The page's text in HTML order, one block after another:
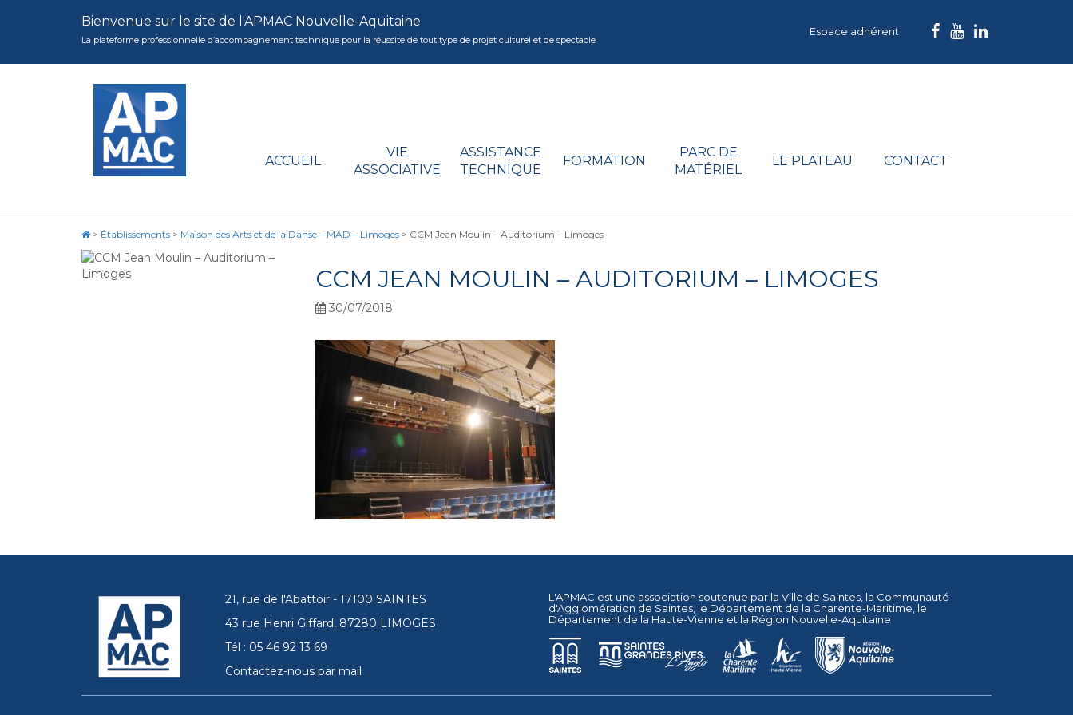
Bienvenue sur le site de l'APMAC Nouvelle-Aquitaine
La plateforme professionnelle d’accompagnement technique pour la réussite de tout type de projet culturel et de spectacle
Espace adhérent
ACCUEIL
VIE
ASSOCIATIVE
ASSISTANCE
TECHNIQUE
FORMATION
PARC DE
MATÉRIEL
LE PLATEAU CONTACT
> Établissements > Maison des Arts et de la Danse – MAD – Limoges > CCM Jean Moulin – Auditorium – Limoges
CCM JEAN MOULIN – AUDITORIUM – LIMOGES
30/07/2018
21, rue de l'Abattoir - 17100 SAINTES
43 rue Henri Giffard, 87280 LIMOGES
Tél : 05 46 92 13 69
Contactez-nous par mail
L'APMAC est une association soutenue par la Ville de Saintes , la Communauté
d'Agglomération de Saintes , le Département de la Charente-Maritime , le
Département de la Haute-Vienne et la Région Nouvelle-Aquitaine